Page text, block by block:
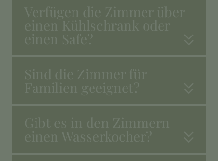
Verfügen die Zimmer über
einen Kühlschrank oder
einen Safe?
Sind die Zimmer für
Familien geeignet?
Gibt es in den Zimmern
einen Wasserkocher?